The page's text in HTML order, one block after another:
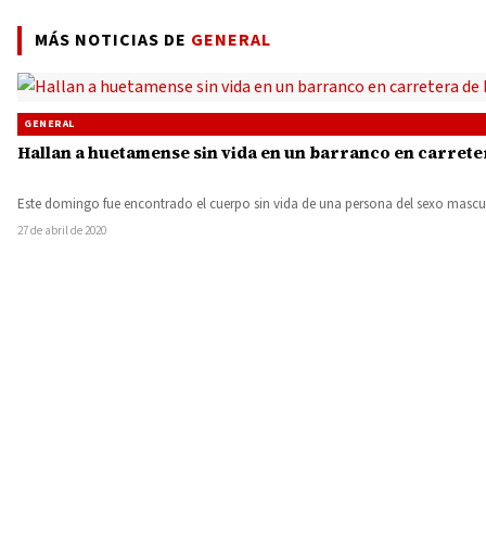
MÁS NOTICIAS DE GENERAL
GENERAL
Hallan a huetamense sin vida en un barranco en
Este domingo fue encontrado el cuerpo sin vida de una persona del sexo
27 de abril de 2020